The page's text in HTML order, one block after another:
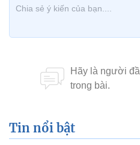
Tin nổi bật